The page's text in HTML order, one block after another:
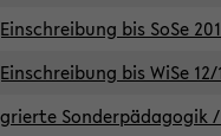
bis SoSe
bis WiSe 12/
Sonderpädagogik /